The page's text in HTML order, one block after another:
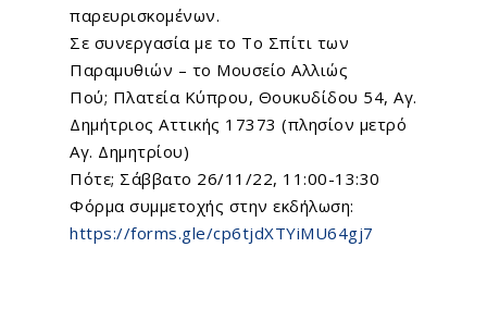
παρευρισκομένων.
Σε συνεργασία με το Το Σπίτι των
Παραμυθιών – το Μουσείο Αλλιώς
Πού; Πλατεία Κύπρου, Θουκυδίδου 54, Αγ.
Δημήτριος Αττικής 17373 (πλησίον μετρό
Αγ. Δημητρίου)
Πότε; Σάββατο 26/11/22, 11:00-13:30
Φόρμα συμμετοχής στην εκδήλωση:
https://forms.gle/cp6tjdXTYiMU64gj7